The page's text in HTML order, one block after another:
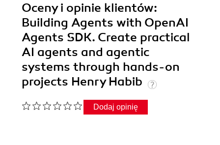
Oceny i opinie klientów:
Building Agents with OpenAI
Agents SDK. Create practical
AI agents and agentic
systems through hands-on
projects Henry Habib
Dodaj opinię